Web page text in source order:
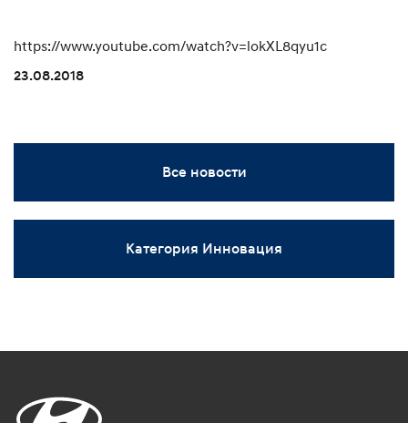
https://www.youtube.com/watch?v=lokXL8qyu1c
23.08.2018
Все новости
Категория Инновация